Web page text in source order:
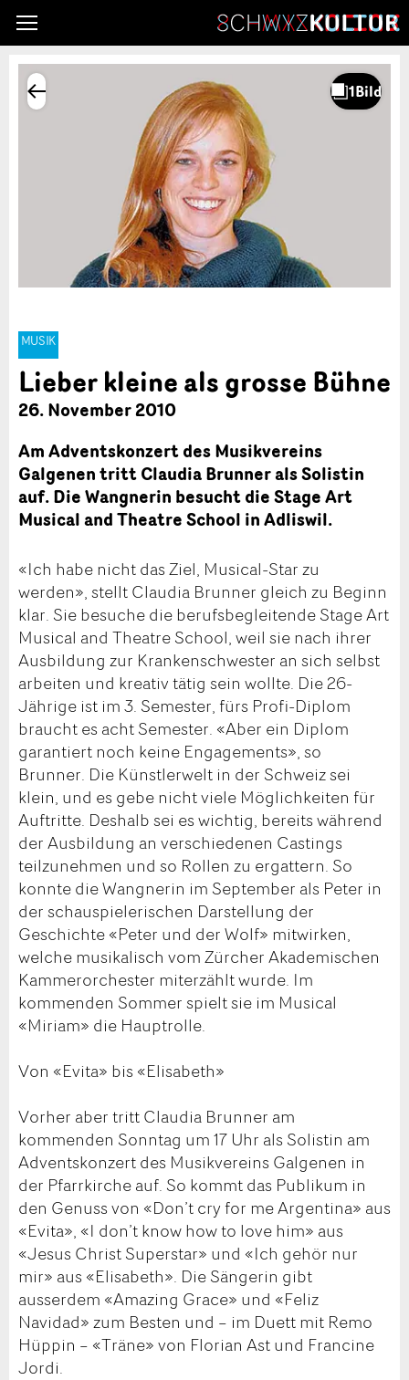
MUSIK
Lieber kleine als grosse Bühne
26. November 2010
Am Adventskonzert des Musikvereins
Galgenen tritt Claudia Brunner als Solistin
auf. Die Wangnerin besucht die Stage Art
Musical and Theatre School in Adliswil.
«Ich habe nicht das Ziel, Musical-Star zu
werden», stellt Claudia Brunner gleich zu Beginn
klar. Sie besuche die berufsbegleitende Stage Art
Musical and Theatre School, weil sie nach ihrer
Ausbildung zur Krankenschwester an sich selbst
arbeiten und kreativ tätig sein wollte. Die 26-
Jährige ist im 3. Semester, fürs Profi-Diplom
braucht es acht Semester. «Aber ein Diplom
garantiert noch keine Engagements», so
Brunner. Die Künstlerwelt in der Schweiz sei
klein, und es gebe nicht viele Möglichkeiten für
Auftritte. Deshalb sei es wichtig, bereits während
der Ausbildung an verschiedenen Castings
teilzunehmen und so Rollen zu ergattern. So
konnte die Wangnerin im September als Peter in
der schauspielerischen Darstellung der
Geschichte «Peter und der Wolf» mitwirken,
welche musikalisch vom Zürcher Akademischen
Kammerorchester miterzählt wurde. Im
kommenden Sommer spielt sie im Musical
«Miriam» die Hauptrolle.
Von «Evita» bis «Elisabeth»
Vorher aber tritt Claudia Brunner am
kommenden Sonntag um 17 Uhr als Solistin am
Adventskonzert des Musikvereins Galgenen in
der Pfarrkirche auf. So kommt das Publikum in
den Genuss von «Don’t cry for me Argentina» aus
«Evita», «I don’t know how to love him» aus
«Jesus Christ Superstar» und «Ich gehör nur
mir» aus «Elisabeth». Die Sängerin gibt
ausserdem «Amazing Grace» und «Feliz
Navidad» zum Besten und – im Duett mit Remo
Hüppin – «Träne» von Florian Ast und Francine
Jordi.